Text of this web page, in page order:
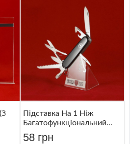
Підставка На 1 Ніж
Багатофункціональний...
58 грн